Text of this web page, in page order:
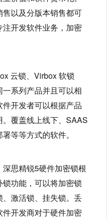
以及分版本销售都可
开发软件业务，加密
云锁、Virbox 软锁
一系列产品并且可以相
开发者可以根据产品
覆盖线上线下、SAAS
等等方式的软件。
思精锐5硬件加密锁根
功能，可以将加密锁
激活锁、挂失锁。丢
开发商对于硬件加密